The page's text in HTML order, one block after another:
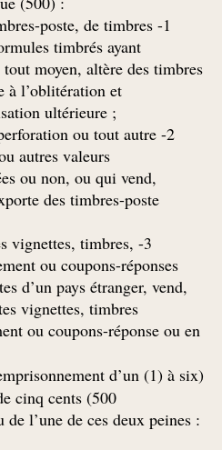
poste, de timbres
timbrés ayant
moyen, altère des timbres
à l’oblitération et
; de permettre ainsi leur utilisation ultérieure
ou tout autre
autres valeurs –
ou non, ou qui vend,
des timbres-poste
vignettes, timbres,
ou coupons-réponses –
d’un pays étranger, vend,
vignettes, timbres
ou coupons-réponse ou en
(
d’un (1) à six
cinq cents (500
l’une de ces deux peines